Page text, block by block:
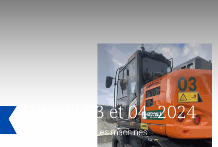
Hitachi 03 et 04 -2024
Nouvelles machines